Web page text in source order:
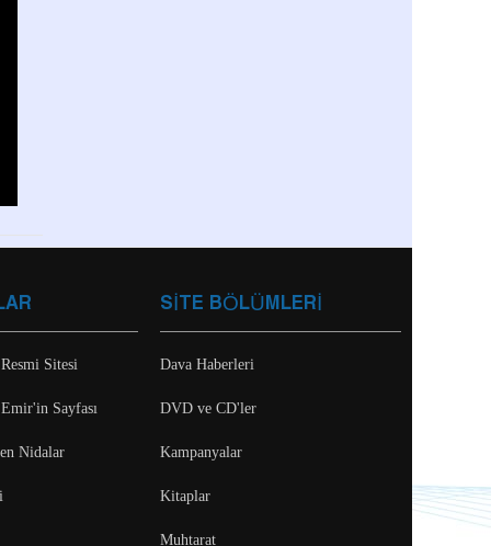
SİTE BÖLÜMLERİ
Dava Haberleri
DVD ve CD'ler
Kampanyalar
Kitaplar
Muhtarat
Sitesi
Sayfası
Nidalar